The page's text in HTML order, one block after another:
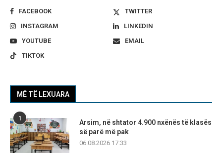
FACEBOOK
TWITTER
INSTAGRAM
LINKEDIN
YOUTUBE
EMAIL
TIKTOK
MË TË LEXUARA
1
Arsim, në shtator 4.900 nxënës të klasës
së parë më pak
06.08.2026 17:33